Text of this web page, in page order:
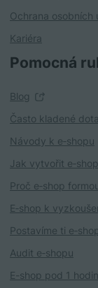
Ochrana osobních
Kariéra
Pomocná
Blog
Často kladené
Návody k e‑shopu
Jak vytvořit
Proč e‑shop
E‑shop k
Postavíme ti
Audit e‑shopu
E-shop pod 1